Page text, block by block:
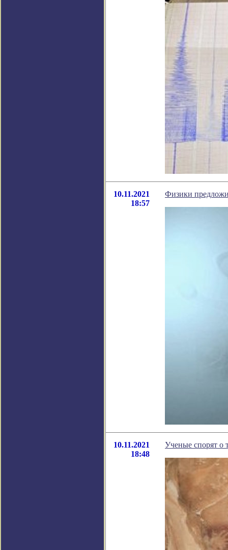
10.11.2021
18:57
Физики
10.11.2021
18:48
Ученые спорят о